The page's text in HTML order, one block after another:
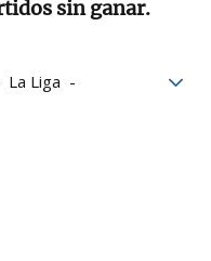
sin ganar.
La Liga